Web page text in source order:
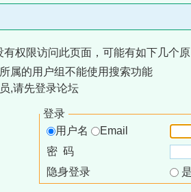
权限访问此页面，可能有如下几个
属的用户组不能使用搜索功能
,请先登录论坛
登录
用户名
Email
密 码
隐身登录